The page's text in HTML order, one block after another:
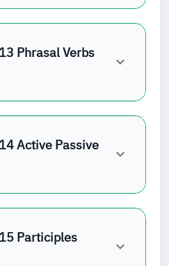
Phrasal Verbs
Active Passive
Participles